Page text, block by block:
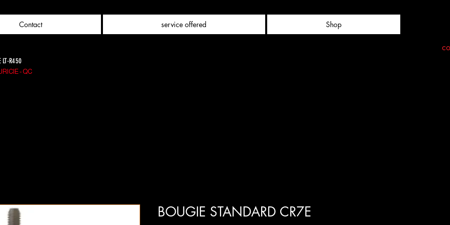
Contact service offered Shop
LT-R450
- QC
BOUGIE STANDARD CR7E